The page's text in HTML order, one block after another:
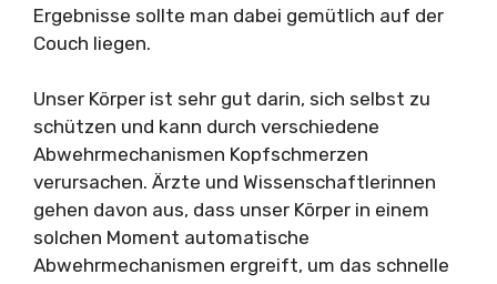
Ergebnisse sollte man dabei gemütlich auf der
Couch liegen.
Unser Körper ist sehr gut darin, sich selbst zu
schützen und kann durch verschiedene
Abwehrmechanismen Kopfschmerzen
verursachen. Ärzte und Wissenschaftlerinnen
gehen davon aus, dass unser Körper in einem
solchen Moment automatische
Abwehrmechanismen ergreift, um das schnelle